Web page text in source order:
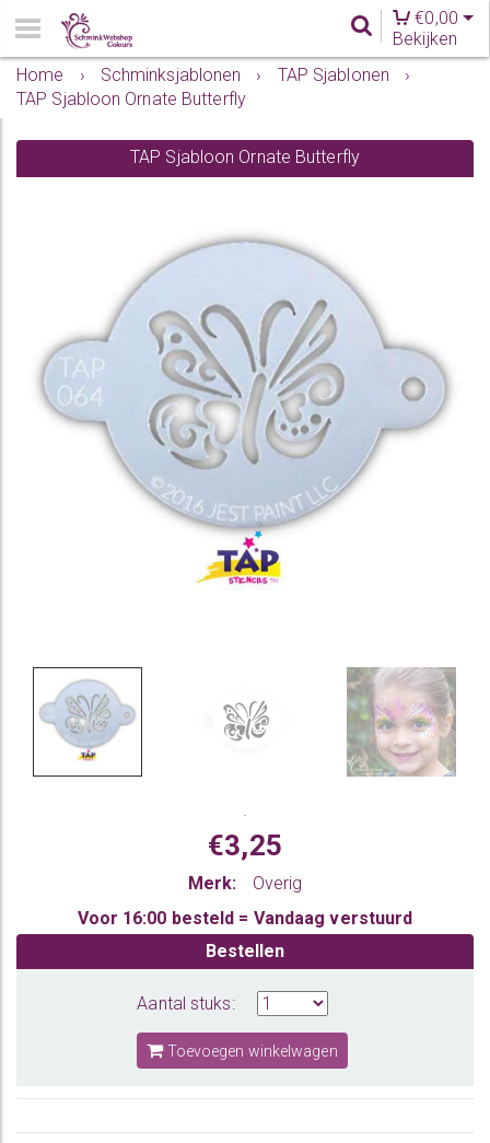
€0,00
Bekijken
Home
› Schminksjablonen › TAP Sjablonen
›
TAP Sjabloon Ornate Butterfly
TAP Sjabloon Ornate Butterfly
.
€3,25
Merk:
Overig
Voor 16:00 besteld = Vandaag verstuurd
Bestellen
Aantal stuks:
Toevoegen winkelwagen